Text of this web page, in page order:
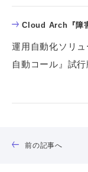
Cloud Arch『障
運用自動化ソリ
自動コール』試
前の記事へ